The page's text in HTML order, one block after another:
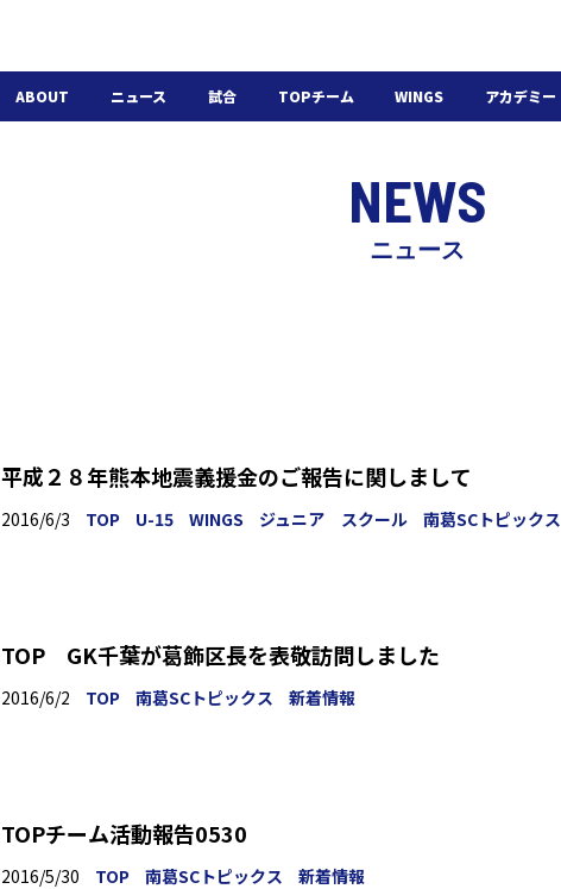
ABOUT ニュース 試合 TOPチーム WINGS アカデミー
NEWS
ニュース
平成２８年熊本地震義援金のご報告に関しまして
2016/6/3 TOP U-15 WINGS ジュニア スクール 南葛SCトピックス
TOP GK千葉が葛飾区長を表敬訪問しました
2016/6/2 TOP 南葛SCトピックス 新着情報
TOPチーム活動報告0530
2016/5/30 TOP 南葛SCトピックス 新着情報